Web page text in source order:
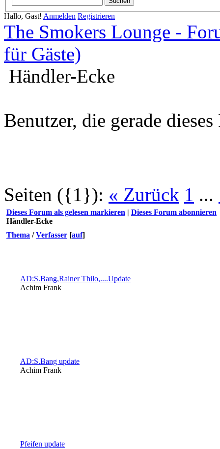
Hallo, Gast! Anmelden Registrieren
The Smokers Lounge -
für Gäste)
Händler-Ecke
Benutzer, die gerade
Seiten ({1}): « Zurück 1 ...
Dieses Forum als gelesen markieren | Dieses Forum abonnieren
Händler-Ecke
Thema /Verfasser [auf]
AD:S.Bang,Rainer Thilo,....Update
Achim Frank
AD:S.Bang update
Achim Frank
Pfeifen update